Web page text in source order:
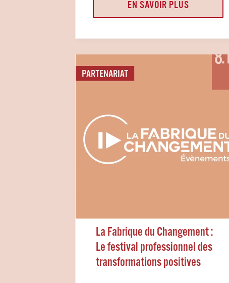
EN SAVOIR PLUS
La Fabrique du Changement :
Le festival professionnel des
transformations positives